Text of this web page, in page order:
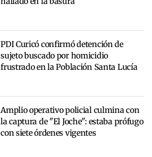
PDI Curicó confirmó detención de
sujeto buscado por homicidio
frustrado en la Población Santa Lucía
Amplio operativo policial culmina con
la captura de "El Joche": estaba prófugo
con siete órdenes vigentes